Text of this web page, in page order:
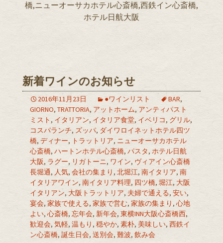
橋,ニューオーサカホテル心斎橋,西鉄イン心斎橋,
ホテル日航大阪
新着ワインのお知らせ
2016年11月23日 ●ワインリスト BAR,
GIORNO, TRATTORIA, アットホーム, アンティパスト
ミスト , イタリアン, イタリア食堂, イベリコ, グリル,
コスパランチ, ズッパ, ダイワロイネットホテル四ツ
橋, ディナー, トラットリア, ニューオーサカホテル
心斎橋, ハートンホテル心斎橋,パスタ, ホテル日航
大阪, ラグー, リガトーニ, ワイン, ヴィアイン心斎橋
長堀通, 人気, 会社の集まり , 北堀江, 南イタリア, 南
イタリアワイン, 南イタリア料理, 四ツ橋, 堀江, 大阪
イタリアン, 大阪トラットリア, 夫婦で通える, 安い,
宴会, 家族で使える, 家族で営む, 家族の集まり , 心地
よい, 心斎橋, 忘年会, 新年会, 東横INN大阪心斎橋西,
歓迎会, 気軽, 温もり , 穏やか, 素朴, 美味しい, 西鉄イ
ン心斎橋, 誕生日会, 送別会, 難波, 飲み会